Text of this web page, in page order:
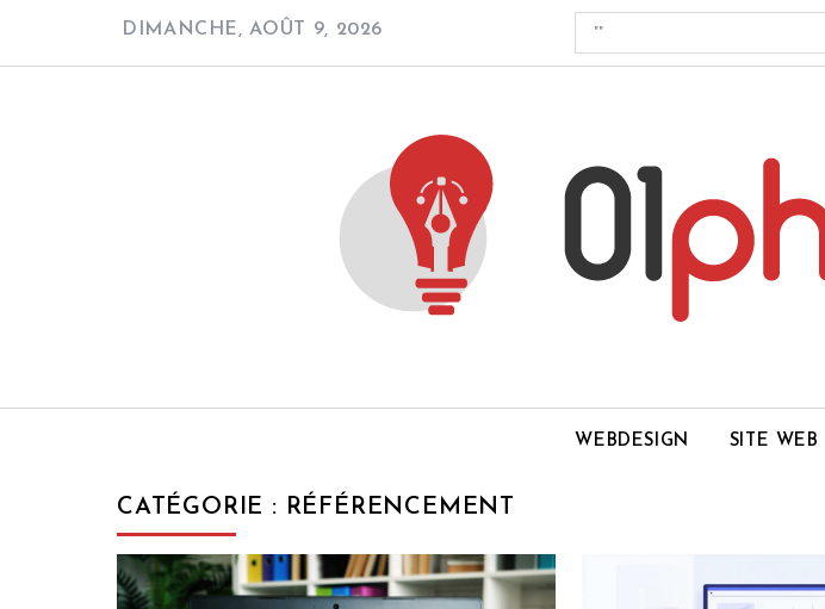
DIMANCHE, AOÛT 9, 2026
WEBDESIGN SITE WEB
CATÉGORIE : RÉFÉRENCEMENT